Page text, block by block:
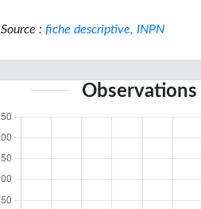
Source :fiche descriptive, INPN
Observations